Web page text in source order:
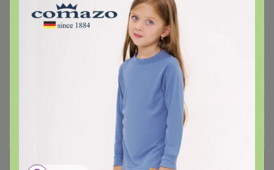
Дубовый веник Большой
ПРЕМИУМ
Березовый веник с
эвкалиптом
Информация о заказах доступна